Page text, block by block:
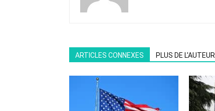
ARTICLES CONNEXES PLUS DE L'AUTEUR